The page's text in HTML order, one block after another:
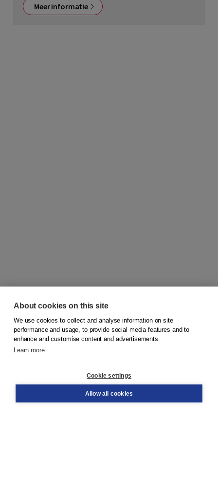
Meer informatie
© 2026Koninklijke Boom uitgevers
Order
About cookies on this site
We use cookies to collect and analyse information on site
performance and usage, to provide social media features and to
enhance and customise content and advertisements.
Learn more
Cookie settings
Allow all cookies